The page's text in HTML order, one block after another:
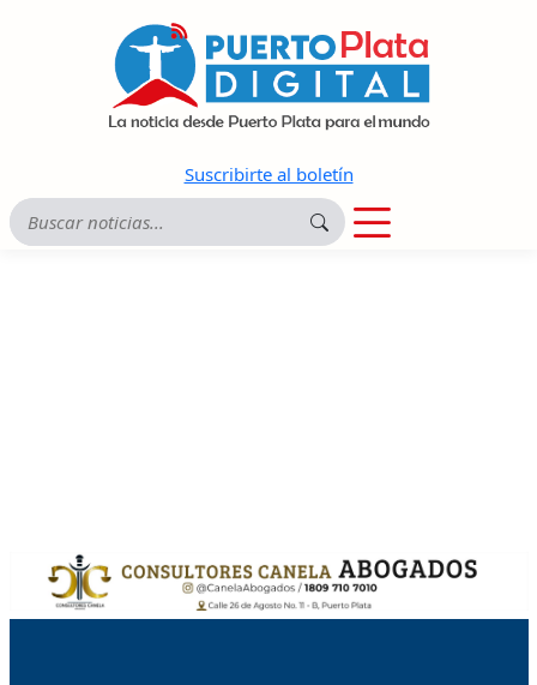
Suscribirte al boletín